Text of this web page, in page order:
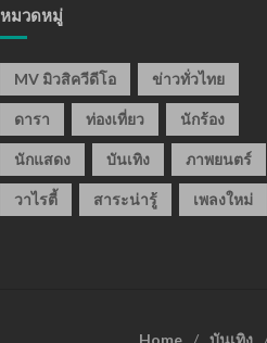
หมวดหมู่
MV มิวสิควีดีโอ ข่าวทั่วไทย
ดารา ท่องเที่ยว นักร้อง
นักแสดง บันเทิง ภาพยนตร์
วาไรตี้ สาระน่ารู้ เพลงใหม่
Home บันเทิง